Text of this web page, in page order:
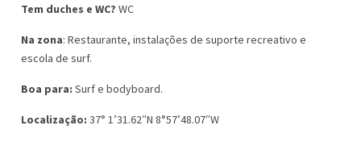
Tem duches e WC? WC
Na zona: Restaurante, instalações de suporte recreativo e
escola de surf.
Boa para: Surf e bodyboard.
Localização: 37° 1’31.62″N 8°57’48.07″W